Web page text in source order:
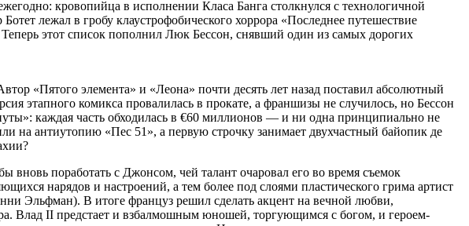
кровопийца в исполнении Класа Банга столкнулся с технологичной
лежал в гробу клаустрофобического хоррора «Последнее путешествие
этот список пополнил Люк Бессон, снявший один из самых дорогих
«Пятого элемента» и «Леона» почти десять лет назад поставил абсолютный
этапного комикса провалилась в прокате, а франшизы не случилось, но Бессон
каждая часть обходилась в €60 миллионов — и ни одна принципиально не
на антиутопию «Пес 51», а первую строчку занимает двухчастный байопик де
вновь поработать с Джонсом, чей талант очаровал его во время съемок
нарядов и настроений, а тем более под слоями пластического грима артист
Эльфман). В итоге француз решил сделать акцент на вечной любви,
Влад II предстает и взбалмошным юношей, торгующимся с богом, и героем-